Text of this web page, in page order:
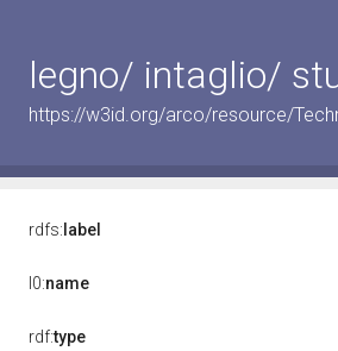
legno/ intaglio/
https://w3id.org/arco/resource/
rdfs: label
l0:name
rdf:type